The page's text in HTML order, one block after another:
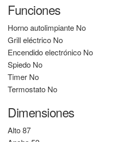
Funciones
Horno autolimpiante No
Grill eléctrico No
Encendido electrónico No
Spiedo No
Timer No
Termostato No
Dimensiones
Alto87